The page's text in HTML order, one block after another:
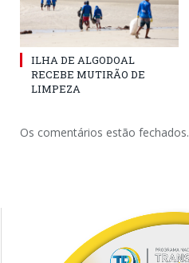
ILHA DE ALGODOAL
RECEBE MUTIRÃO DE
LIMPEZA
Os comentários estão fechados.